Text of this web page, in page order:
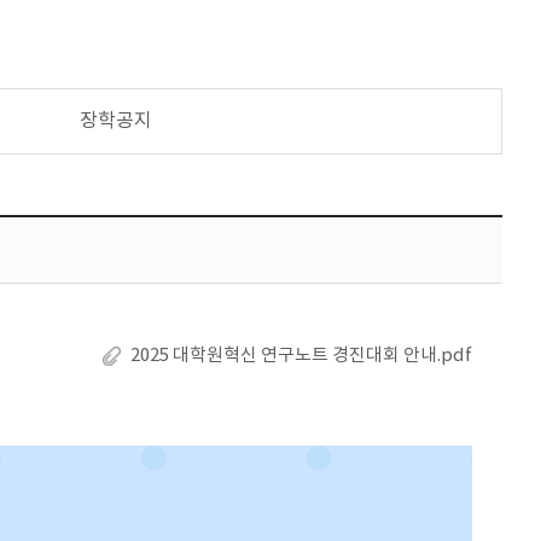
장학공지
2025 대학원혁신 연구노트 경진대회 안내.pdf